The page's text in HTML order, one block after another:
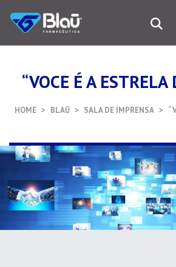
“VOCE É A ESTRELA
HOME BLAŪ SALA DE IMPRENSA